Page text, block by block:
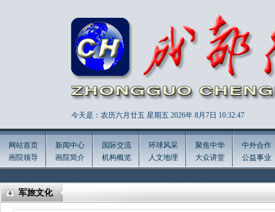
今天是：农历六月廿五 星期五 2026年 8月7日 10:32:48
网站首页
画院领导
新闻中心
画院简介
国际交流
机构概览
环球风采
人文地理
聚焦中华
大众讲堂
中外合作
公益事业
军旅文化